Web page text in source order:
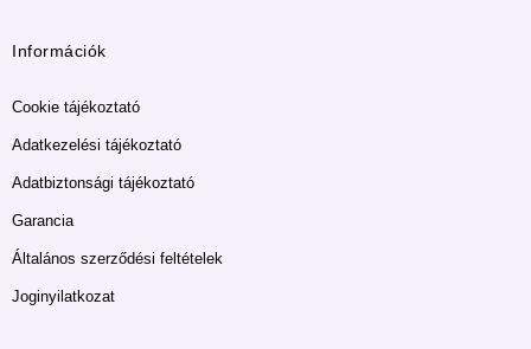
Információk
Cookie tájékoztató
Adatkezelési tájékoztató
Adatbiztonsági tájékoztató
Garancia
Általános szerződési feltételek
Joginyilatkozat